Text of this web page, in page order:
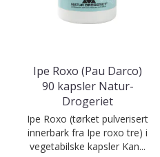
Ipe Roxo (Pau Darco)
90 kapsler Natur-
Drogeriet
Ipe Roxo (tørket pulverisert
innerbark fra Ipe roxo tre) i
vegetabilske kapsler Kan...